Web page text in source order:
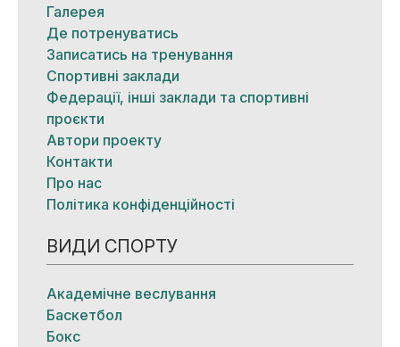
Галерея
Де потренуватись
Записатись на тренування
Спортивні заклади
Федерації, інші заклади та спортивні
проєкти
Автори проекту
Контакти
Про нас
Політика конфіденційності
ВИДИ СПОРТУ
Академічне веслування
Баскетбол
Бокс